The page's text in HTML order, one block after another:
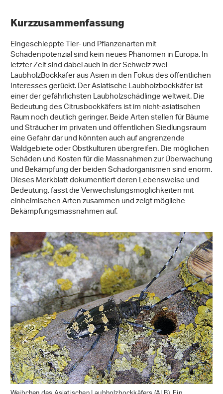
Kurzzusammenfassung
Eingeschleppte Tier- und Pflanzenarten mit
Schadenpotenzial sind kein neues Phänomen in Europa. In
letzter Zeit sind dabei auch in der Schweiz zwei
LaubholzBockkäfer aus Asien in den Fokus des öffentlichen
Interesses gerückt. Der Asiatische Laubholzbockkäfer ist
einer der gefährlichsten Laubholzschädlinge weltweit. Die
Bedeutung des Citrusbockkäfers ist im nicht-asiatischen
Raum noch deutlich geringer. Beide Arten stellen für Bäume
und Sträucher im privaten und öffentlichen Siedlungsraum
eine Gefahr dar und könnten auch auf angrenzende
Waldgebiete oder Obstkulturen übergreifen. Die möglichen
Schäden und Kosten für die Massnahmen zur Überwachung
und Bekämpfung der beiden Schadorganismen sind enorm.
Dieses Merkblatt dokumentiert deren Lebensweise und
Bedeutung, fasst die Verwechslungsmöglichkeiten mit
einheimischen Arten zusammen und zeigt mögliche
Bekämpfungsmassnahmen auf.